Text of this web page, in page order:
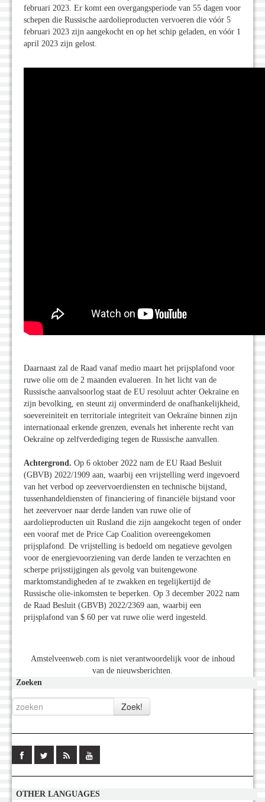
februari 2023. Er komt een overgangsperiode van 55 dagen voor
schepen die Russische aardolie­producten vervoeren die vóór 5
februari 2023 zijn aangekocht en op het schip geladen, en vóór 1
april 2023 zijn gelost.
Daarnaast zal de Raad vanaf medio maart het prijsplafond voor
ruwe olie om de 2 maanden evalueren. In het licht van de
Russische aanvalsoorlog staat de EU resoluut achter Oekraïne en
zijn bevolking, en steunt zij onverminderd de onafhankelijkheid,
soevereiniteit en territoriale integriteit van Oekraïne binnen zijn
internationaal erkende grenzen, evenals het inherente recht van
Oekraïne op zelfverdediging tegen de Russische aanvallen.
Achtergrond. Op 6 oktober 2022 nam de EU Raad Besluit
(GBVB) 2022/1909 aan, waarbij een vrijstelling werd ingevoerd
van het verbod op zeevervoer­diensten en technische bijstand,
tussenhandel­diensten of financiering of financiële bijstand voor
het zeevervoer naar derde landen van ruwe olie of
aardolieproducten uit Rusland die zijn aangekocht tegen of onder
een vooraf met de Price Cap Coalition overeengekomen
prijsplafond. De vrijstelling is bedoeld om negatieve gevolgen
voor de energievoorziening van derde landen te verzachten en
scherpe prijsstijgingen als gevolg van buitengewone
marktomstandigheden af te zwakken en tegelijkertijd de
Russische olie-inkomsten te beperken. Op 3 december 2022 nam
de Raad Besluit (GBVB) 2022/2369 aan, waarbij een
prijsplafond van $ 60 per vat ruwe olie werd ingesteld.
Amstelveenweb.com is niet verantwoordelijk voor de inhoud
van de nieuwsberichten.
Zoeken
OTHER LANGUAGES